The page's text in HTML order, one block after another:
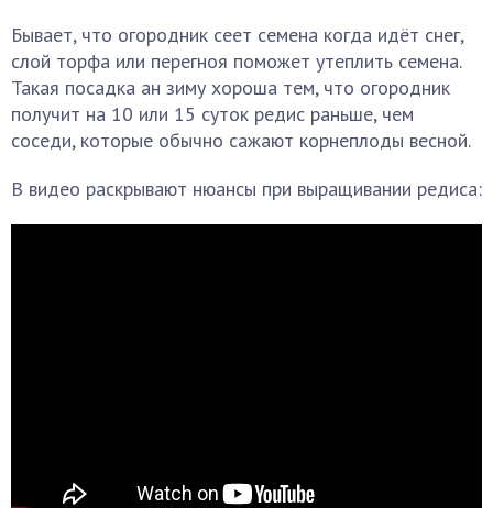
Бывает, что огородник сеет семена когда идёт снег,
слой торфа или перегноя поможет утеплить семена.
Такая посадка ан зиму хороша тем, что огородник
получит на 10 или 15 суток редис раньше, чем
соседи, которые обычно сажают корнеплоды весной.
В видео раскрывают нюансы при выращивании редиса: